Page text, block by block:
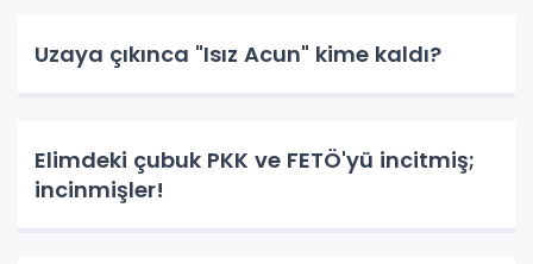
Uzaya çıkınca "Isız Acun" kime kaldı?
Elimdeki çubuk PKK ve FETÖ'yü incitmiş;
incinmişler!